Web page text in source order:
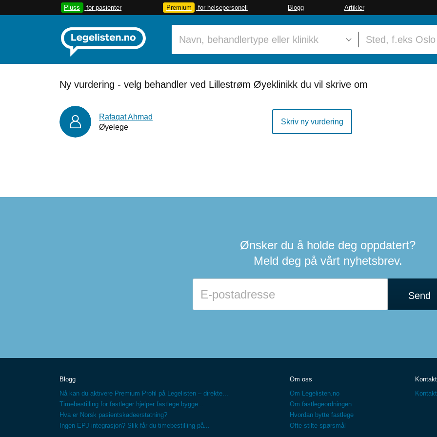
Pluss for pasienter Premium for helsepersonell Blogg Artikler
Ny vurdering - velg behandler ved Lillestrøm Øyeklinikk du vil skrive om
Rafaqat Ahmad
Øyelege
Skriv ny vurdering
Ønsker du å holde deg oppdatert?
Meld deg på vårt nyhetsbrev.
Send
Blogg
Nå kan du aktivere Premium Profil på Legelisten – direkte...
Timebestilling for fastleger hjelper fastlege bygge...
Hva er Norsk pasientskadeerstatning?
Ingen EPJ-integrasjon? Slik får du timebestilling på...
Om oss
Om Legelisten.no
Om fastlegeordningen
Hvordan bytte fastlege
Ofte stilte spørsmål
Kontakt